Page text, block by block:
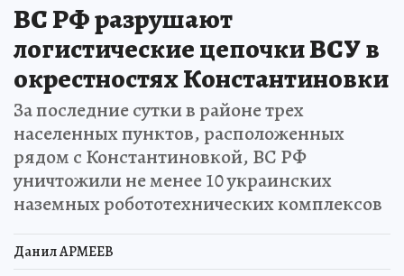
ВС РФ разрушают
логистические цепочки ВСУ в
окрестностях Константиновки
За последние сутки в районе трех
населенных пунктов, расположенных
рядом с Константиновкой, ВС РФ
уничтожили не менее 10 украинских
наземных робототехнических комплексов
Данил АРМЕЕВ